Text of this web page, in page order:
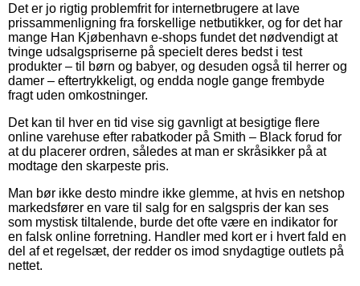
Det er jo rigtig problemfrit for internetbrugere at lave
prissammenligning fra forskellige netbutikker, og for det har
mange Han Kjøbenhavn e-shops fundet det nødvendigt at
tvinge udsalgspriserne på specielt deres bedst i test
produkter – til børn og babyer, og desuden også til herrer og
damer – eftertrykkeligt, og endda nogle gange frembyde
fragt uden omkostninger.
Det kan til hver en tid vise sig gavnligt at besigtige flere
online varehuse efter rabatkoder på Smith – Black forud for
at du placerer ordren, således at man er skråsikker på at
modtage den skarpeste pris.
Man bør ikke desto mindre ikke glemme, at hvis en netshop
markedsfører en vare til salg for en salgspris der kan ses
som mystisk tiltalende, burde det ofte være en indikator for
en falsk online forretning. Handler med kort er i hvert fald en
del af et regelsæt, der redder os imod snydagtige outlets på
nettet.